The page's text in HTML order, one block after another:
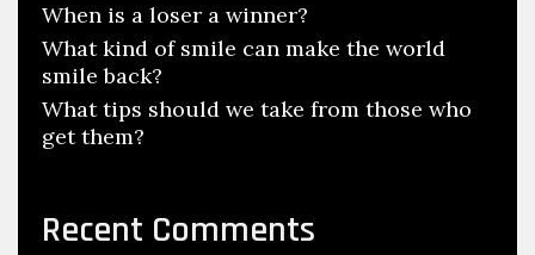
When is a loser a winner?
What kind of smile can make the world
smile back?
What tips should we take from those who
get them?
Recent Comments